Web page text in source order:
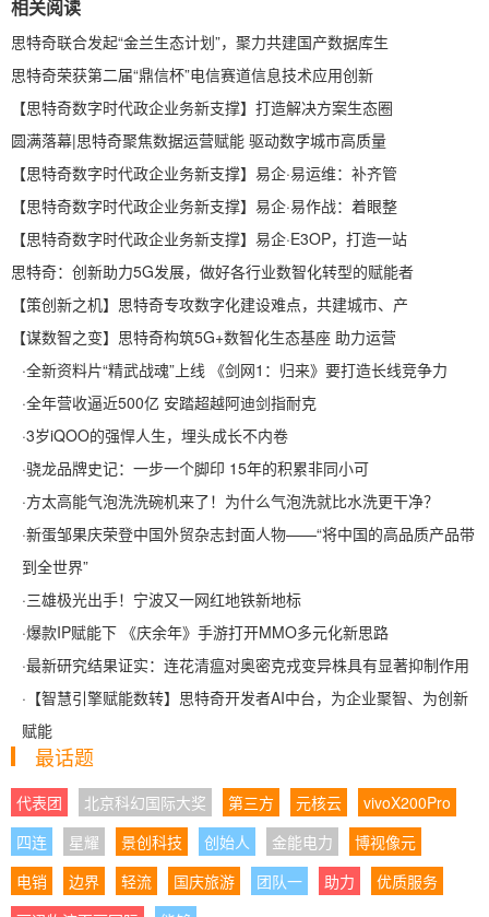
相关阅读
思特奇联合发起“金兰生态计划”，聚力共建国产数据库生
思特奇荣获第二届“鼎信杯”电信赛道信息技术应用创新
【思特奇数字时代政企业务新支撑】打造解决方案生态圈
圆满落幕|思特奇聚焦数据运营赋能 驱动数字城市高质量
【思特奇数字时代政企业务新支撑】易企·易运维：补齐管
【思特奇数字时代政企业务新支撑】易企·易作战：着眼整
【思特奇数字时代政企业务新支撑】易企·E3OP，打造一站
思特奇：创新助力5G发展，做好各行业数智化转型的赋能者
【策创新之机】思特奇专攻数字化建设难点，共建城市、产
【谋数智之变】思特奇构筑5G+数智化生态基座 助力运营
·全新资料片“精武战魂”上线 《剑网1：归来》要打造长线竞争力
·全年营收逼近500亿 安踏超越阿迪剑指耐克
·3岁iQOO的强悍人生，埋头成长不内卷
·骁龙品牌史记：一步一个脚印 15年的积累非同小可
·方太高能气泡洗洗碗机来了！为什么气泡洗就比水洗更干净？
·新蛋邹果庆荣登中国外贸杂志封面人物——“将中国的高品质产品带
到全世界”
·三雄极光出手！宁波又一网红地铁新地标
·爆款IP赋能下 《庆余年》手游打开MMO多元化新思路
·最新研究结果证实：连花清瘟对奥密克戎变异株具有显著抑制作用
· 【智慧引擎赋能数转】思特奇开发者AI中台，为企业聚智、为创新
赋能
最话题
代表团 北京科幻国际大奖 第三方 元核云
vivoX200Pro
四连
星耀 景创科技 创始人 金能电力
博视像元
电销
边界 轻流 国庆旅游 团队一 助力
优质服务